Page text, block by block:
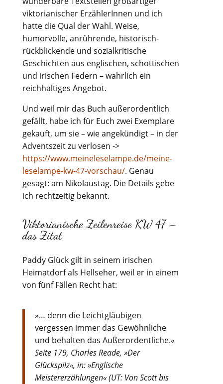
viktorianischer ErzählerInnen und ich
hatte die Qual der Wahl. Weise,
humorvolle, anrührende, historisch-
rückblickende und sozialkritische
Geschichten aus englischen, schottischen
und irischen Federn – wahrlich ein
reichhaltiges Angebot.
Und weil mir das Buch außerordentlich
gefällt, habe ich für Euch zwei Exemplare
gekauft, um sie – wie angekündigt – in der
Adventszeit zu verlosen ->
https://www.meineleselampe.de/meine-
leselampe-kw-47-vorschau/. Genau
gesagt: am Nikolaustag. Die Details gebe
ich rechtzeitig bekannt.
Viktorianische Zeilenreise KW 47 –
das Zitat
Paddy Glück gilt in seinem irischen
Heimatdorf als Hellseher, weil er in einem
von fünf Fällen Recht hat:
»… denn die Leichtgläubigen
vergessen immer das Gewöhnliche
und behalten das Außerordentliche.«
Seite 179, Charles Reade, »Der
Glückspilz«, in: »Englische
Meistererzählungen« (UT: Von Scott bis